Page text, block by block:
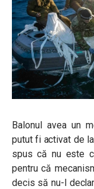
Balonul avea un
putut fi activat de
spus că nu este
pentru că
decis să nu-l